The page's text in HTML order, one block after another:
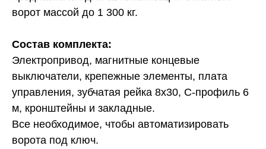
ворот массой до 1 300 кг.
Состав комплекта:
Электропривод, магнитные концевые
выключатели, крепежные элементы, плата
управления, зубчатая рейка 8х30, С-профиль 6
м, кронштейны и закладные.
Все необходимое, чтобы автоматизировать
ворота под ключ.